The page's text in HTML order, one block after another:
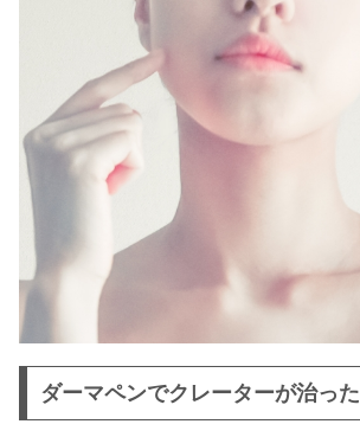
ダーマペンでクレーターが治った